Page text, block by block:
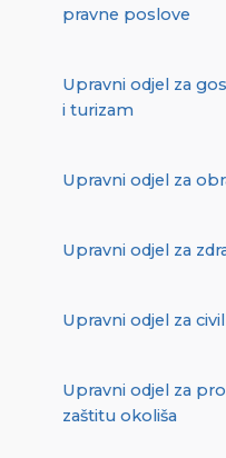
pravne poslove
Upravni odjel za
i turizam
Upravni odjel za
Upravni odjel za
Upravni odjel za
Upravni odjel za
zaštitu okoliša